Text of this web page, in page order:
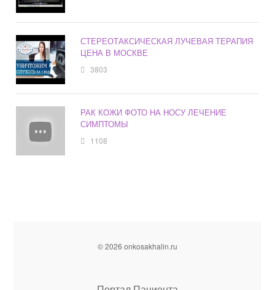
СТЕРЕОТАКСИЧЕСКАЯ ЛУЧЕВАЯ ТЕРАПИЯ
ЦЕНА В МОСКВЕ
3803
РАК КОЖИ ФОТО НА НОСУ ЛЕЧЕНИЕ
СИМПТОМЫ
1108
© 2026 onkosakhalin.ru